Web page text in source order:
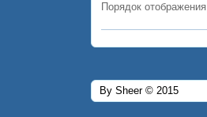
Порядок
By Sheer © 2015